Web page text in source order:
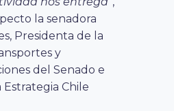
la senadora
Presidenta de la
y
del Senado e
Chile